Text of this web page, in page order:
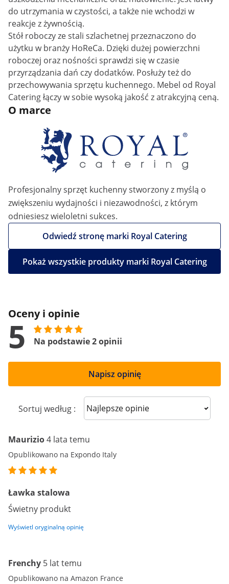
do utrzymania w czystości, a także nie wchodzi w
reakcje z żywnością.
Stół roboczy ze stali szlachetnej przeznaczono do
użytku w branży HoReCa. Dzięki dużej powierzchni
roboczej oraz nośności sprawdzi się w czasie
przyrządzania dań czy dodatków. Posłuży też do
przechowywania sprzętu kuchennego. Mebel od Royal
Catering łączy w sobie wysoką jakość z atrakcyjną ceną.
O marce
Profesjonalny sprzęt kuchenny stworzony z myślą o
zwiększeniu wydajności i niezawodności, z którym
odniesiesz wieloletni sukces.
Odwiedź stronę marki Royal Catering
Pokaż wszystkie produkty marki Royal Catering
Oceny i opinie
5 Na podstawie 2 opinii
Napisz opinię
Sortuj według : Sort reviews
Maurizio4 lata temu
Opublikowano na Expondo Italy
Ławka stalowa
Świetny produkt
Wyświetl oryginalną opinię
Frenchy 5 lat temu
Opublikowano na Amazon France